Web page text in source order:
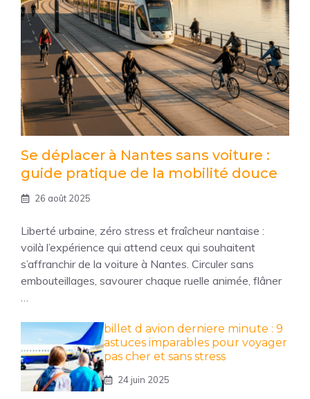
Se déplacer à Nantes sans voiture :
guide pratique de la mobilité douce
26 août 2025
Liberté urbaine, zéro stress et fraîcheur nantaise :
voilà l’expérience qui attend ceux qui souhaitent
s’affranchir de la voiture à Nantes. Circuler sans
embouteillages, savourer chaque ruelle animée, flâner
billet d avion derniere minute : 9
astuces imparables pour voyager
pas cher et sans stress
24 juin 2025